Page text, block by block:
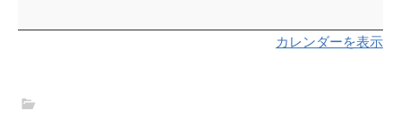
（担
カレンダーを表示